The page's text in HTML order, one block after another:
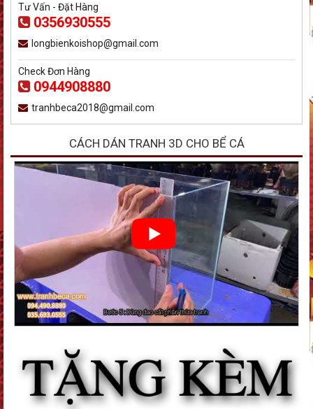
Tư Vấn - Đặt Hàng
0356930555
longbienkoishop@gmail.com
Check Đơn Hàng
0944908880
tranhbeca2018@gmail.com
CÁCH DÁN TRANH 3D CHO BỂ CÁ